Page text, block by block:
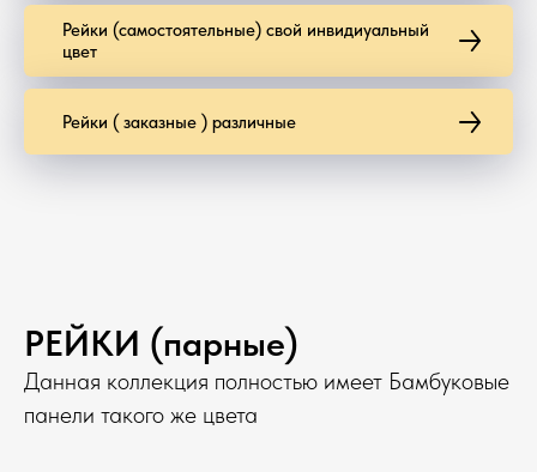
Рейки (самостоятельные) свой инвидиуальный
цвет
Рейки ( заказные ) различные
РЕЙКИ (парные)
Данная коллекция полностью имеет Бамбуковые
панели такого же цвета